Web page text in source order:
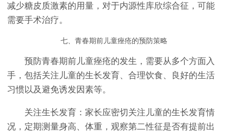
减少糖皮质激素的用量，对于内源性库欣综合征，可能
需要手术治疗。
七、青春期前儿童痤疮的预防策略
预防青春期前儿童痤疮的发生，需要从多个方面入
手，包括关注儿童的生长发育、合理饮食、良好的生活
习惯以及避免诱发因素等。
关注生长发育：家长应密切关注儿童的生长发育情
况，定期测量身高、体重，观察第二性征是否有提前出